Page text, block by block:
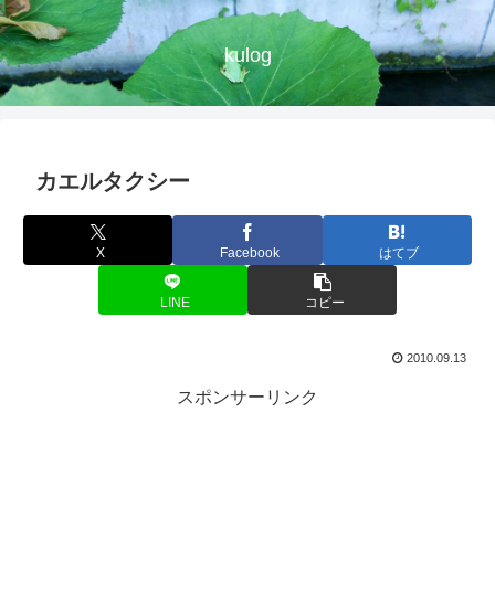
kulog
カエルタクシー
X Facebook はてブ
LINE コピー
2010.09.13
スポンサーリンク